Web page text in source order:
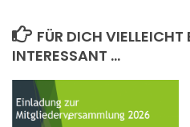
FÜR DICH VIELLEICHT
INTERESSANT …